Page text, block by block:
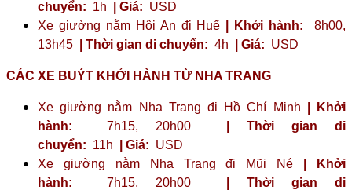
chuyển: 1h | Giá: USD
Xe giường nằm Hội An đi Huế
| Khởi hành: 8h00,
13h45
| Thời gian di chuyển: 4h | Giá: USD
CÁC XE BUÝT KHỞI HÀNH TỪ NHA TRANG
Xe giường nằm Nha Trang đi Hồ Chí Minh
| Khởi
hành: 7h15, 20h00
| Thời gian di
chuyển: 11h | Giá: USD
Xe giường nằm Nha Trang đi Mũi Né
| Khởi
hành: 7h15, 20h00
| Thời gian di